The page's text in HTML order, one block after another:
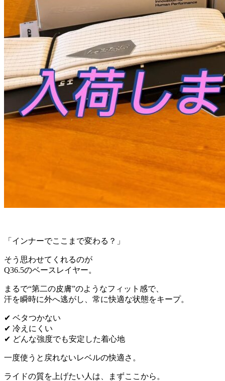
「インナーでここまで変わる？」
そう思わせてくれるのが
Q36.5のベースレイヤー。
まるで“第二の皮膚”のようなフィット感で、
汗を瞬時に外へ逃がし、常に快適な状態をキープ。
✔ ベタつかない
✔ 冷えにくい
✔ どんな強度でも安定した着心地
一度使うと戻れないレベルの快適さ。
ライドの質を上げたい人は、まずここから。